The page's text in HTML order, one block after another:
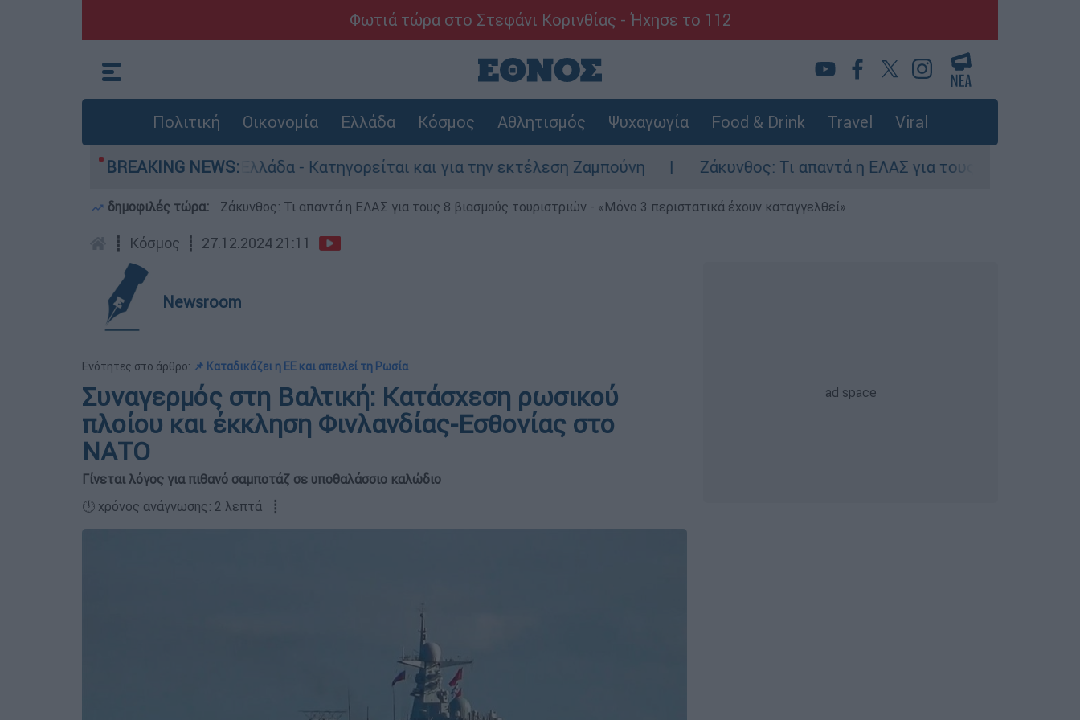
Φωτιά τώρα στο Στεφάνι Κορινθίας - Ήχησε το 112
Πολιτική Οικονομία Ελλάδα Κόσμος Αθλητισμός Ψυχαγωγία Food & Drink Travel Viral
BREAKING NEWS:
στην Ελλάδα - Κατηγορείται και για την εκτέλεση Ζαμπούνη Ζάκυνθος: Τι απαντά η ΕΛΑΣ για τους 8 βιασμούς
δημοφιλές τώρα: Ζάκυνθος: Τι απαντά η ΕΛΑΣ για τους 8 βιασμούς τουριστριών - «Μόνο 3 περιστατικά έχουν καταγγελθεί»
┋ Κόσμος ┋ 27.12.2024 21:11
Newsroom
Ενότητες στο άρθρο: 📌 Καταδικάζει η ΕΕ και απειλεί τη Ρωσία
Συναγερμός στη Βαλτική: Κατάσχεση ρωσικού
πλοίου και έκκληση Φινλανδίας-Εσθονίας στο
ΝΑΤΟ
Γίνεται λόγος για πιθανό σαμποτάζ σε υποθαλάσσιο καλώδιο
🕛 χρόνος ανάγνωσης: 2 λεπτά ┋